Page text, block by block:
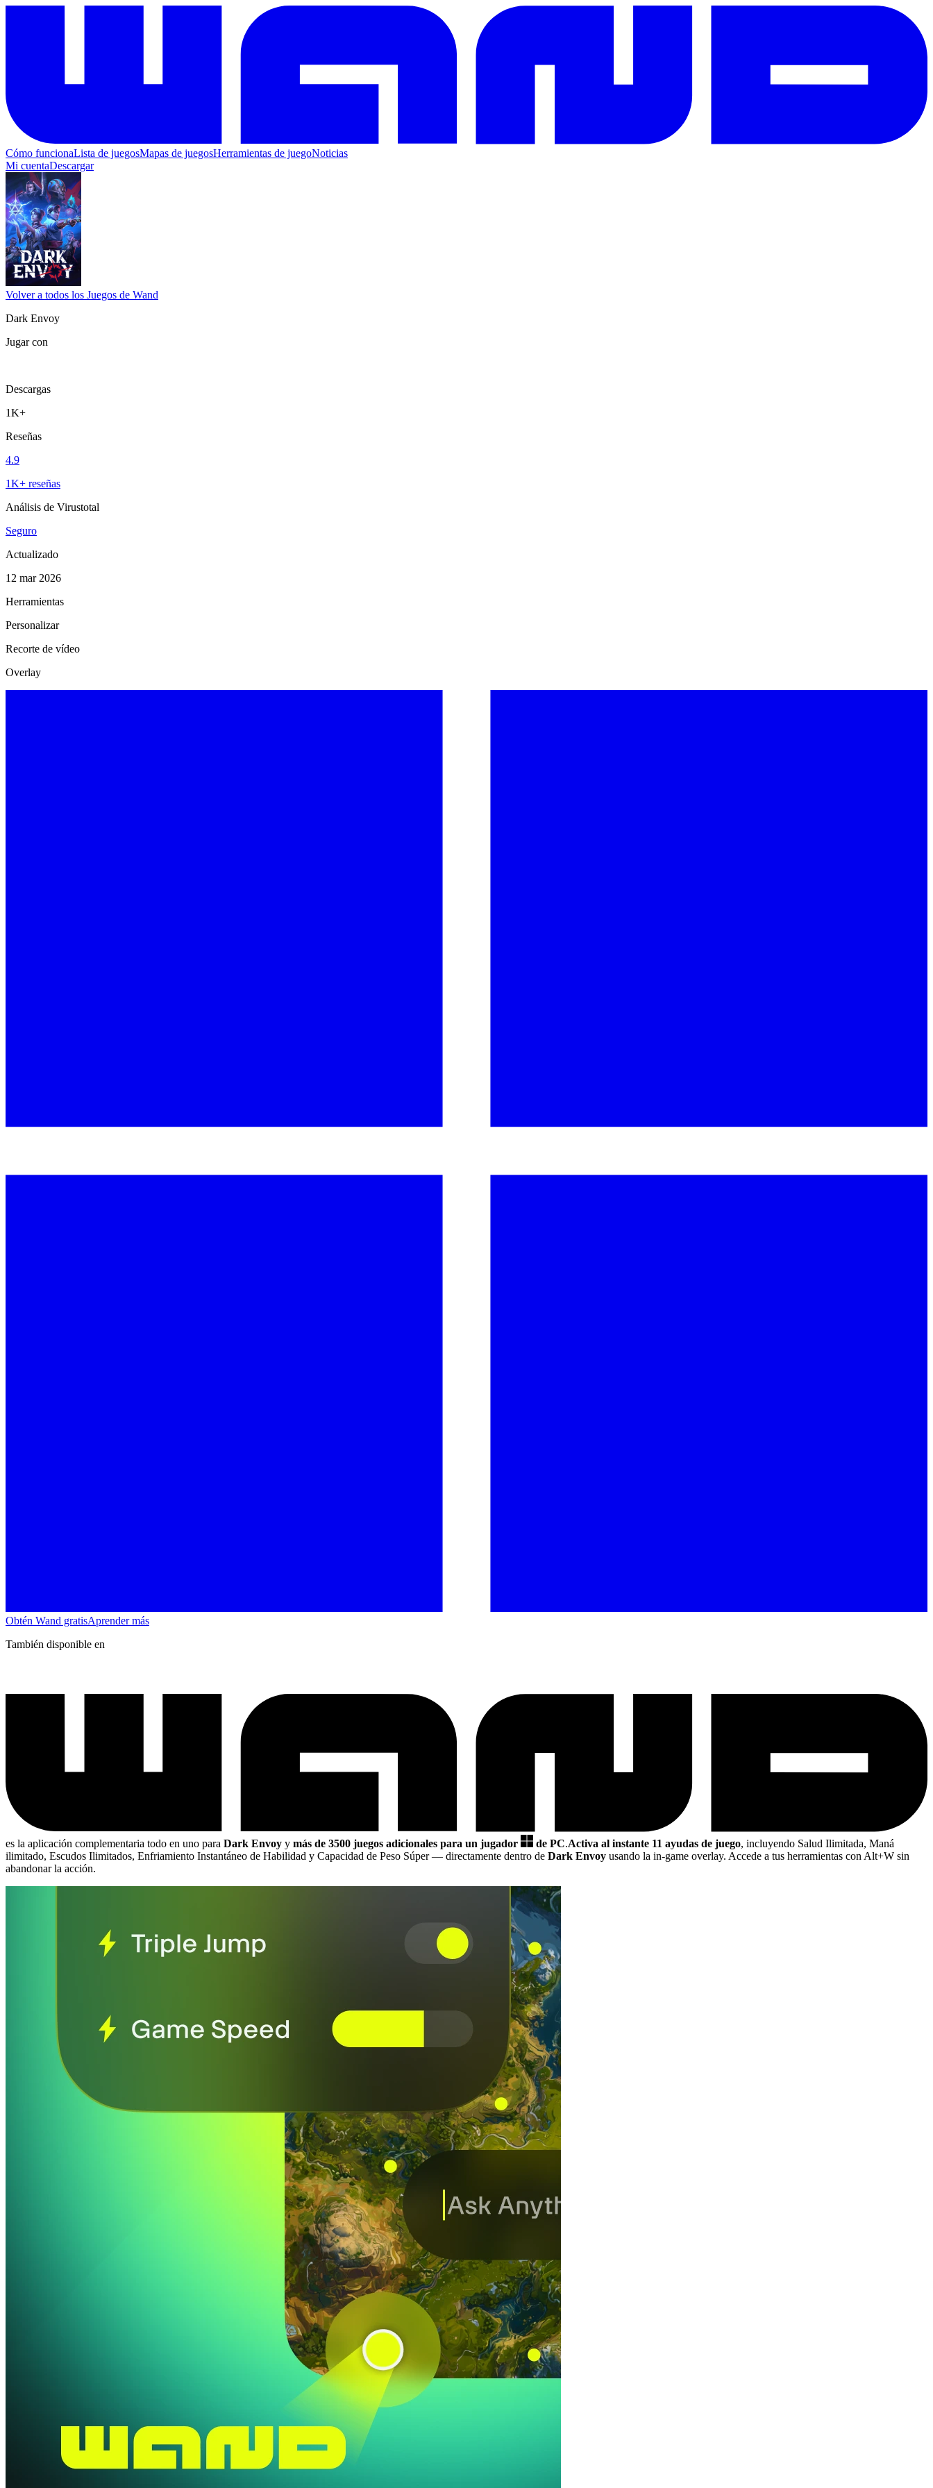
Cómo funcionaLista de juegosMapas de juegosHerramientas de juegoNoticias
Mi cuentaDescargar
Volver a todos los Juegos de Wand
Dark Envoy
Jugar con
Descargas
1K+
Reseñas
4.9
1K+ reseñas
Análisis de Virustotal
Seguro
Actualizado
12 mar 2026
Herramientas
Personalizar
Recorte de vídeo
Overlay
Obtén Wand gratisAprender más
También disponible en
es la aplicación complementaria todo en uno para Dark Envoy y más de 3500 juegos adicionales para un jugador de PC.Activa al instante 11 ayudas de juego, incluyendo Salud Ilimitada, Maná
ilimitado, Escudos Ilimitados, Enfriamiento Instantáneo de Habilidad y Capacidad de Peso Súper— directamente dentro de Dark Envoy usando la in-game overlay. Accede a tus herramientas con Alt+W sin
abandonar la acción.